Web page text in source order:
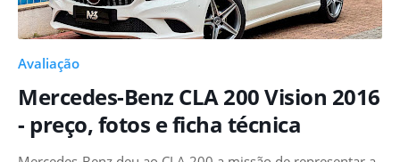
Avaliação
Mercedes-Benz CLA 200 Vision 2016
- preço, fotos e ficha técnica